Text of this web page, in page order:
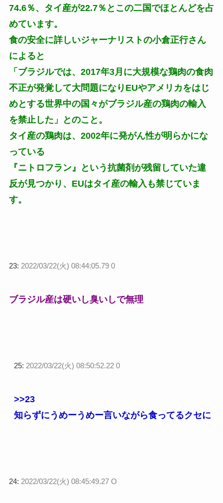
74.6％、タイ産が22.7％とこの二国でほとんどを占
めています。
食の安全に詳しいジャーナリストの小倉正行さん
によると
「ブラジルでは、2017年3月に大規模な鶏肉の食肉
不正が発覚して大問題になりEUやアメリカをはじ
めとする世界中の国々がブラジル産の鶏肉の輸入
を禁止した」とのこと。
タイ産の鶏肉は、2002年に発がん性が明らかにな
っている
『ニトロフラン』という抗菌剤が残留していた違
反が見つかり、EUはタイ産の輸入も禁じていま
す。
23: 2022/03/22(火) 08:44:05.79 0
ブラジル産は硬いし臭いしで無理
25: 2022/03/22(火) 08:50:52.22 0
>>23
知らずにうめーうめー言いながら食ってるクセに
24: 2022/03/22(火) 08:45:49.27 O